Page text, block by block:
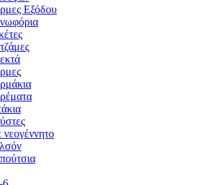
Εξόδου
νεογέννητο